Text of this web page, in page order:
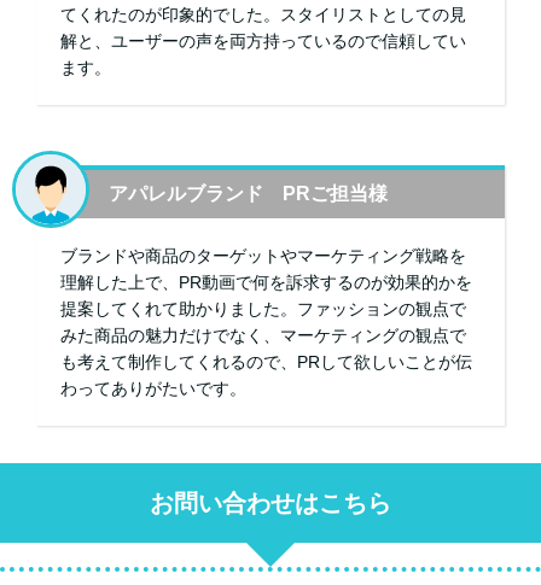
てくれたのが印象的でした。スタイリストとしての見
解と、ユーザーの声を両方持っているので信頼してい
ます。
アパレルブランド PRご担当様
ブランドや商品のターゲットやマーケティング戦略を
理解した上で、PR動画で何を訴求するのが効果的かを
提案してくれて助かりました。ファッションの観点で
みた商品の魅力だけでなく、マーケティングの観点で
も考えて制作してくれるので、PRして欲しいことが伝
わってありがたいです。
お問い合わせはこちら